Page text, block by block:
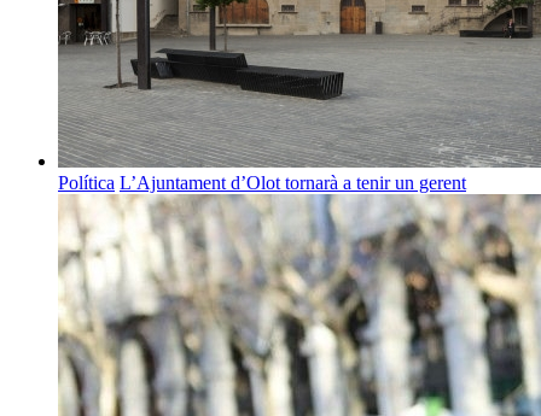
Política L’Ajuntament d’Olot tornarà a tenir un gerent